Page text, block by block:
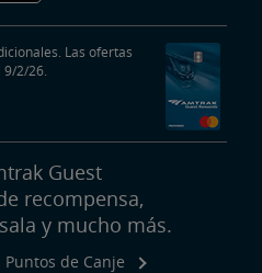
Las ofertas
9/2/26.
Guest
recompensa,
y mucho más.
de Canje